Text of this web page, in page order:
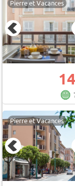
Pierre et Vacances
Pierre et Vacances